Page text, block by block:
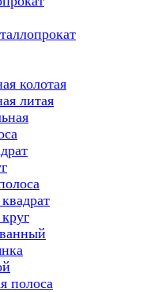
колотая
литая
полоса